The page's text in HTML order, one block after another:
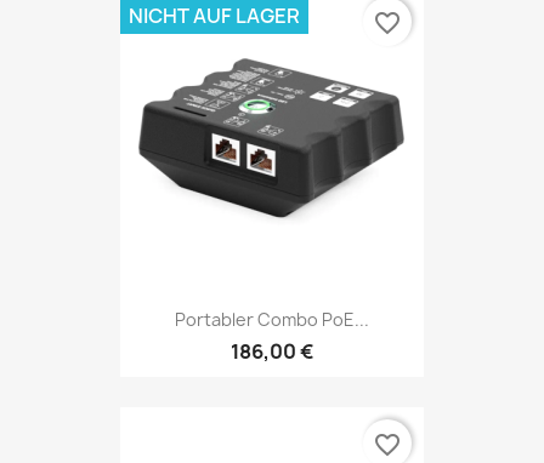
Portabler Combo PoE...
186,00 €
NICHT AUF LAGER favorite_border
favorite_border